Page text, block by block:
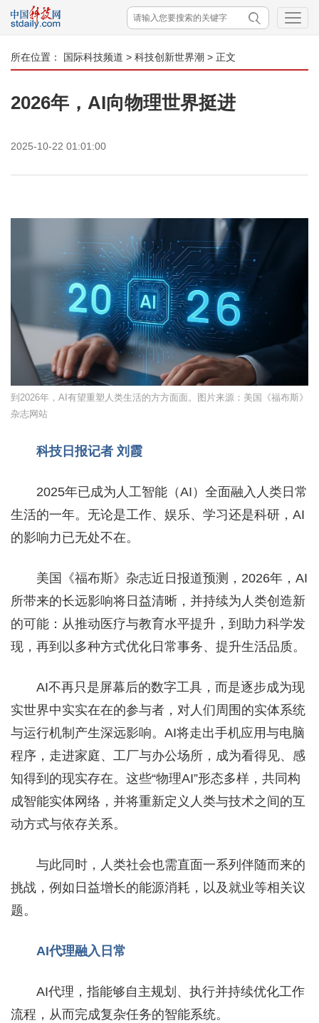
所在位置： 国际科技频道 > 科技创新世界潮 > 正文
2026年，AI向物理世界挺进
2025-10-22 01:01:00
到2026年，AI有望重塑人类生活的方方面面。图片来源：美国《福布斯》
杂志网站
科技日报记者 刘霞
2025年已成为人工智能（AI）全面融入人类日常
生活的一年。无论是工作、娱乐、学习还是科研，AI
的影响力已无处不在。
美国《福布斯》杂志近日报道预测，2026年，AI
所带来的长远影响将日益清晰，并持续为人类创造新
的可能：从推动医疗与教育水平提升，到助力科学发
现，再到以多种方式优化日常事务、提升生活品质。
AI不再只是屏幕后的数字工具，而是逐步成为现
实世界中实实在在的参与者，对人们周围的实体系统
与运行机制产生深远影响。AI将走出手机应用与电脑
程序，走进家庭、工厂与办公场所，成为看得见、感
知得到的现实存在。这些“物理AI”形态多样，共同构
成智能实体网络，并将重新定义人类与技术之间的互
动方式与依存关系。
与此同时，人类社会也需直面一系列伴随而来的
挑战，例如日益增长的能源消耗，以及就业等相关议
题。
AI代理融入日常
AI代理，指能够自主规划、执行并持续优化工作
流程，从而完成复杂任务的智能系统。